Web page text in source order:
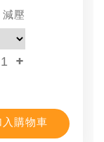
減壓
+
入購物車